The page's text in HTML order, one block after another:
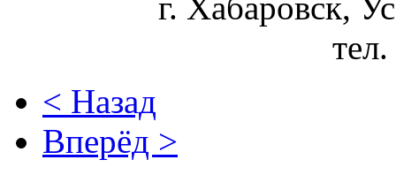
г. Хабаровск,
< Назад
Вперёд >